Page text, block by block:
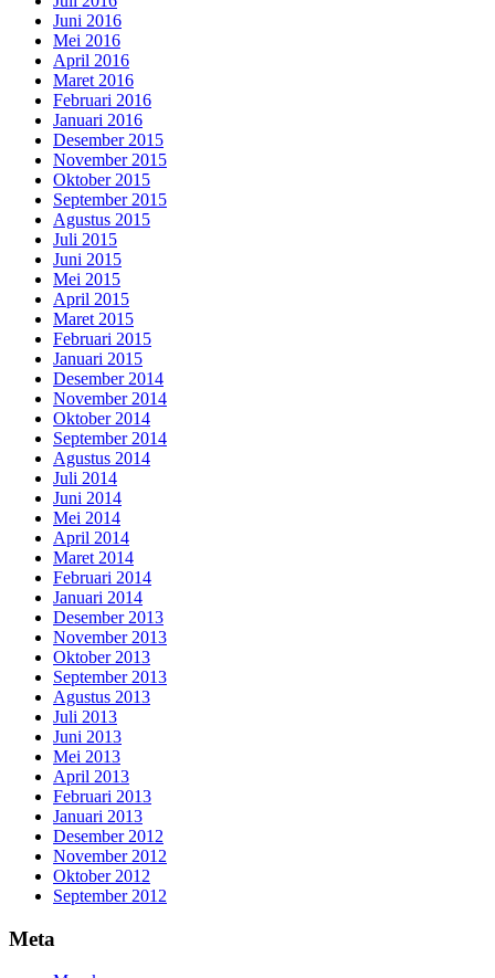
Juni 2016
Mei 2016
April 2016
Maret 2016
Februari 2016
Januari 2016
Desember 2015
November 2015
Oktober 2015
September 2015
Agustus 2015
Juli 2015
Juni 2015
Mei 2015
April 2015
Maret 2015
Februari 2015
Januari 2015
Desember 2014
November 2014
Oktober 2014
September 2014
Agustus 2014
Juli 2014
Juni 2014
Mei 2014
April 2014
Maret 2014
Februari 2014
Januari 2014
Desember 2013
November 2013
Oktober 2013
September 2013
Agustus 2013
Juli 2013
Juni 2013
Mei 2013
April 2013
Februari 2013
Januari 2013
Desember 2012
November 2012
Oktober 2012
September 2012
Meta